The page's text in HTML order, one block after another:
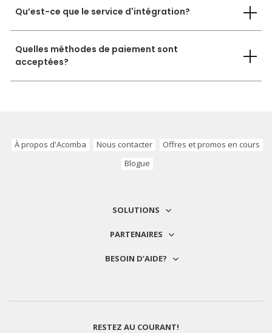
Qu’est-ce que le service d'intégration?
Quelles méthodes de paiement sont
acceptées?
À propos d'Acomba Nous contacter
Offres et promos en cours
Blogue
SOLUTIONS
PARTENAIRES
BESOIN D’AIDE?
RESTEZ AU COURANT!